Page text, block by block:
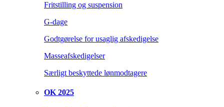
Fritstilling og suspension
G-dage
Godtgørelse for usaglig afskedigelse
Masseafskedigelser
Særligt beskyttede lønmodtagere
OK 2025